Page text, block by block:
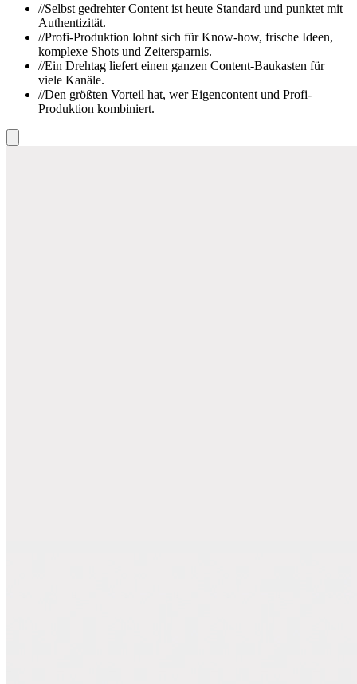
//Selbst gedrehter Content ist heute Standard und punktet mit
Authentizität.
//Profi-Produktion lohnt sich für Know-how, frische Ideen,
komplexe Shots und Zeitersparnis.
//Ein Drehtag liefert einen ganzen Content-Baukasten für
viele Kanäle.
//Den größten Vorteil hat, wer Eigencontent und Profi-
Produktion kombiniert.